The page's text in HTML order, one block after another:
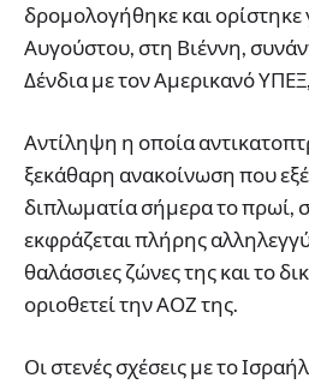
δρομολογήθηκε και
Αυγούστου, στη Βιέννη,
Δένδια με τον Αμερικανό
Αντίληψη η οποία
ξεκάθαρη ανακοίνωση που
διπλωματία σήμερα το πρωί,
εκφράζεται πλήρης
θαλάσσιες ζώνες της και το
οριοθετεί την ΑΟΖ της.
Οι στενές σχέσεις με το